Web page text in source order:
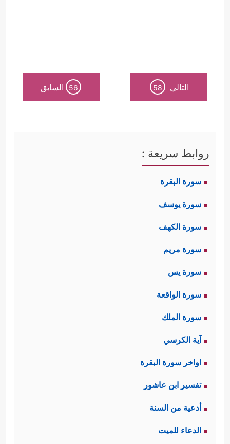
التالي 58
56 السابق
روابط سريعة :
سورة البقرة
سورة يوسف
سورة الكهف
سورة مريم
سورة يس
سورة الواقعة
سورة الملك
آية الكرسي
اواخر سورة البقرة
تفسير ابن عاشور
أدعية من السنة
الدعاء للميت